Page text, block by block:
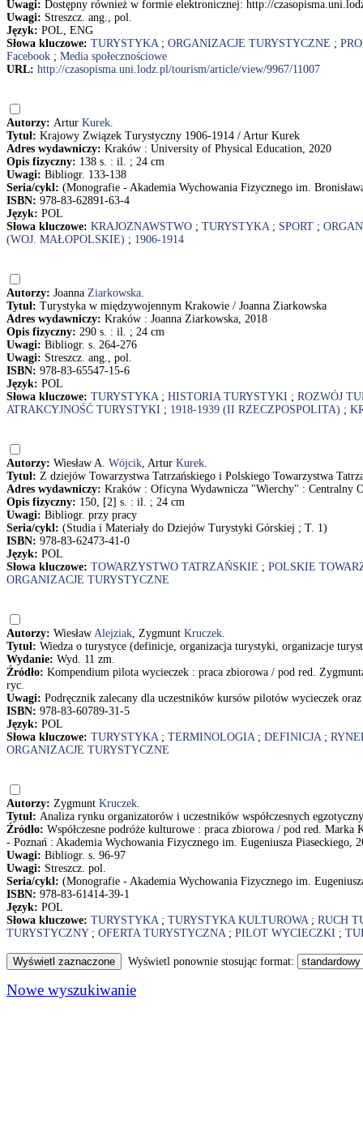
Uwagi: Dostępny również w formie elektronicznej: http://
Uwagi: Streszcz. ang., pol.
Język: POL, ENG
Słowa kluczowe: TURYSTYKA; ORGANIZACJE TURYSTYCZNE ;
Facebook ; Media społecznościowe
URL: http://czasopisma.uni.lodz.pl/tourism/article/view/9967/11007
Autorzy: Artur Kurek.
Tytuł: Krajowy Związek Turystyczny 1906-1914 / Artur Kurek
Adres wydawniczy: Kraków : University of Physical Education, 2020
Opis fizyczny: 138 s. : il. ; 24 cm
Uwagi: Bibliogr. 133-138
Seria/cykl: (Monografie - Akademia Wychowania Fizycznego im.
ISBN: 978-83-62891-63-4
Język: POL
Słowa kluczowe: KRAJOZNAWSTWO ; TURYSTYKA; SPORT ;
(WOJ. MAŁOPOLSKIE) ; 1906-1914
Autorzy: Joanna Ziarkowska.
Tytuł: Turystyka w międzywojennym Krakowie / Joanna Ziarkowska
Adres wydawniczy: Kraków : Joanna Ziarkowska, 2018
Opis fizyczny: 290 s. : il. ; 24 cm
Uwagi: Bibliogr. s. 264-276
Uwagi: Streszcz. ang., pol.
ISBN: 978-83-65547-15-6
Język: POL
Słowa kluczowe: TURYSTYKA; HISTORIA TURYSTYKI ; ROZWÓJ
ATRAKCYJNOŚĆ TURYSTYKI ; 1918-1939 (II RZECZPOSPOLITA) ;
Autorzy: Wiesław A. Wójcik, Artur Kurek.
Tytuł: Z dziejów Towarzystwa Tatrzańskiego i Polskiego Towarzystwa
Adres wydawniczy: Kraków : Oficyna Wydawnicza "Wierchy" : Centralny
Opis fizyczny: 150, [2] s. : il. ; 24 cm
Uwagi: Bibliogr. przy pracy
Seria/cykl: (Studia i Materiały do Dziejów Turystyki Górskiej ; T. 1)
ISBN: 978-83-62473-41-0
Język: POL
Słowa kluczowe: TOWARZYSTWO TATRZAŃSKIE ; POLSKIE
ORGANIZACJE TURYSTYCZNE
Autorzy: Wiesław Alejziak, Zygmunt Kruczek.
Tytuł: Wiedza o turystyce (definicje, organizacja turystyki, organizacje
Wydanie: Wyd. 11 zm.
Źródło: Kompendium pilota wycieczek : praca zbiorowa / pod red.
ryc.
Uwagi: Podręcznik zalecany dla uczestników kursów pilotów wycieczek
ISBN: 978-83-60789-31-5
Język: POL
Słowa kluczowe: TURYSTYKA; TERMINOLOGIA; DEFINICJA;
ORGANIZACJE TURYSTYCZNE
Autorzy: Zygmunt Kruczek.
Tytuł: Analiza rynku organizatorów i uczestników współczesnych
Źródło: Współczesne podróże kulturowe : praca zbiorowa / pod red.
- Poznań : Akademia Wychowania Fizycznego im. Eugeniusza Piaseckiego,
Uwagi: Bibliogr. s. 96-97
Uwagi: Streszcz. pol.
Seria/cykl: (Monografie - Akademia Wychowania Fizycznego im.
ISBN: 978-83-61414-39-1
Język: POL
Słowa kluczowe: TURYSTYKA; TURYSTYKA KULTUROWA; RUCH
TURYSTYCZNY; OFERTA TURYSTYCZNA; PILOT WYCIECZKI ;
Wyświetl ponownie stosując format:
Nowe wyszukiwanie